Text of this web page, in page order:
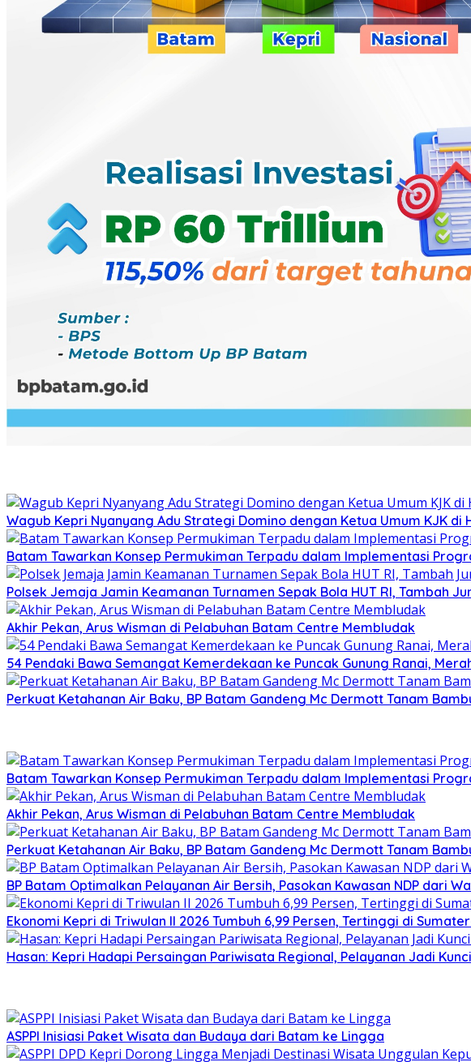
Wagub Kepri Nyanyang Adu Strategi Domino dengan Ketua Umum KJK di
Batam Tawarkan Konsep Permukiman Terpadu dalam Implementasi
Polsek Jemaja Jamin Keamanan Turnamen Sepak Bola HUT RI, Tambah
Akhir Pekan, Arus Wisman di Pelabuhan Batam Centre Membludak
54 Pendaki Bawa Semangat Kemerdekaan ke Puncak Gunung Ranai,
Perkuat Ketahanan Air Baku, BP Batam Gandeng Mc Dermott Tanam
Batam Tawarkan Konsep Permukiman Terpadu dalam Implementasi
Akhir Pekan, Arus Wisman di Pelabuhan Batam Centre Membludak
Perkuat Ketahanan Air Baku, BP Batam Gandeng Mc Dermott Tanam
BP Batam Optimalkan Pelayanan Air Bersih, Pasokan Kawasan NDP dari
Ekonomi Kepri di Triwulan II 2026 Tumbuh 6,99 Persen, Tertinggi di
Hasan: Kepri Hadapi Persaingan Pariwisata Regional, Pelayanan Jadi
ASPPI Inisiasi Paket Wisata dan Budaya dari Batam ke Lingga